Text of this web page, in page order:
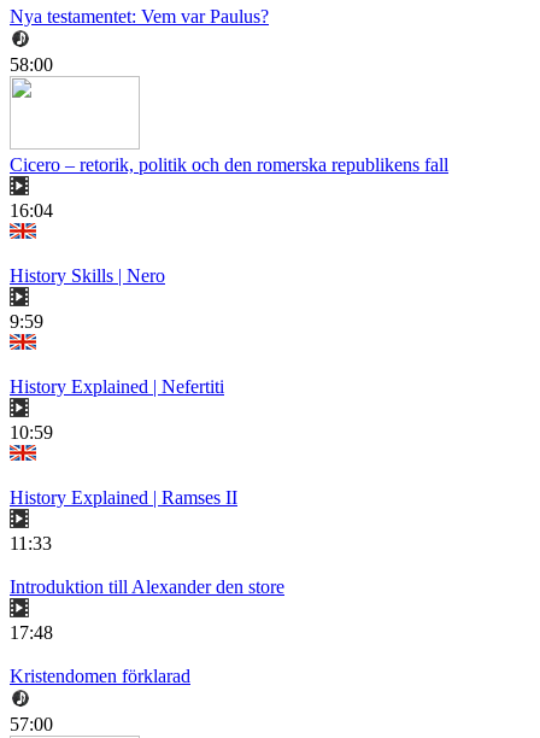
Nya testamentet: Vem var Paulus?
58:00
Cicero – retorik, politik och den romerska republikens fall
16:04
History Skills | Nero
9:59
History Explained | Nefertiti
10:59
History Explained | Ramses II
11:33
Introduktion till Alexander den store
17:48
Kristendomen förklarad
57:00